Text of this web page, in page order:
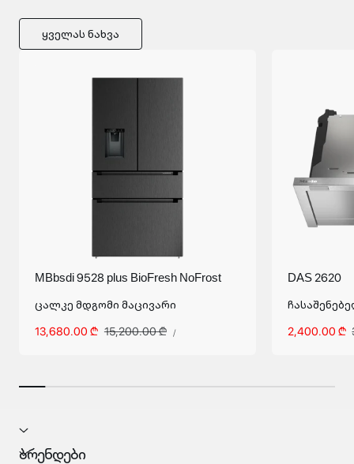
Ყველას Ნახვა
MBbsdi 9528 plus BioFresh NoFrost
ცალკე მდგომი მაცივარი
ფასდაკლებული
13,680.00 ₾ სტანდარტული
15,200.00 ₾
ᲔᲠᲗᲔᲣᲚᲘᲡ
ᲤᲐᲡᲘ
//
DAS 2620
2,400.00 ₾
ბრენდები